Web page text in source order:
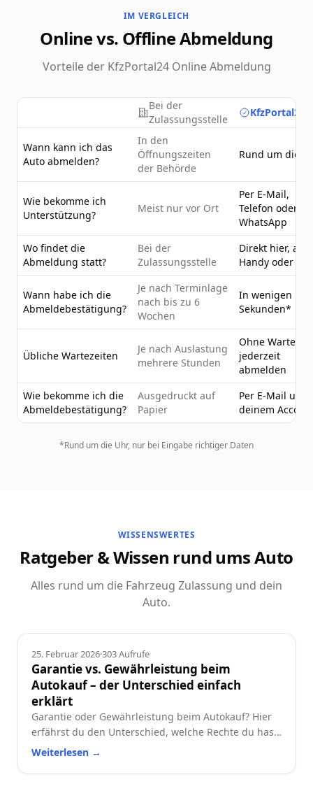
IM VERGLEICH
Online vs. Offline Abmeldung
Vorteile der KfzPortal24 Online Abmeldung
Bei der
Zulassungsstelle
Wann kann ich das
Auto abmelden?
In den
Öffnungszeiten
der Behörde
Rund um die
Wie bekomme ich
Unterstützung?
Meist nur vor Ort
Per E-Mail,
Telefon oder
WhatsApp
Wo findet die
Abmeldung statt?
Bei der
Zulassungsstelle
Direkt hier, am
Handy oder PC
Wann habe ich die
Abmeldebestätigung?
Je nach Terminlage
nach bis zu 6
Wochen
In wenigen
Sekunden*
Übliche Wartezeiten
Je nach Auslastung
mehrere Stunden
Ohne Wartezeit
jederzeit
abmelden
Wie bekomme ich die
Abmeldebestätigung?
Ausgedruckt auf
Papier
Per E-Mail und
deinem
*Rund um die Uhr, nur bei Eingabe richtiger Daten
WISSENSWERTES
Ratgeber & Wissen rund ums Auto
Alles rund um die Fahrzeug Zulassung und dein
Auto.
Ratgeber
25. Februar 2026·303Aufrufe
Garantie vs. Gewährleistung beim
Autokauf – der Unterschied einfach
erklärt
Garantie oder Gewährleistung beim Autokauf? Hier
erfährst du den Unterschied, welche Rechte du hast
und worauf du beim Neu- oder Gebrauchtwagen
Weiterlesen →